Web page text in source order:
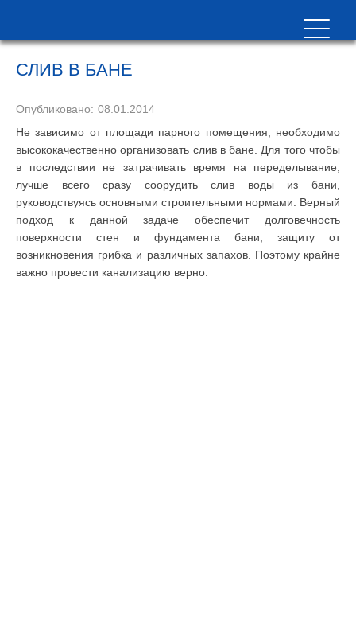
СЛИВ В БАНЕ
Опубликовано: 08.01.2014
Не зависимо от площади парного помещения, необходимо
высококачественно организовать слив в бане. Для того чтобы
в последствии не затрачивать время на переделывание,
лучше всего сразу соорудить слив воды из бани,
руководствуясь основными строительными нормами. Верный
подход к данной задаче обеспечит долговечность
поверхности стен и фундамента бани, защиту от
возникновения грибка и различных запахов. Поэтому крайне
важно провести канализацию верно.